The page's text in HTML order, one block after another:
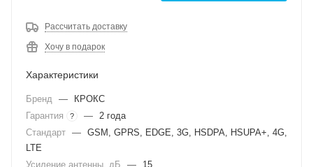
Рассчитать доставку
Хочу в подарок
Характеристики
Бренд —
КРОКС
Гарантия
? — 2 года
Стандарт — GSM, GPRS, EDGE, 3G, HSDPA, HSUPA+, 4G,
LTE
Усиление антенны, дБ
—
15